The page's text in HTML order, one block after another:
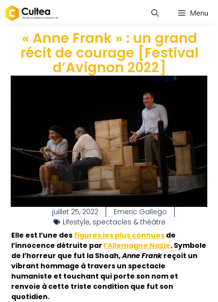
Menu
« Anne Frank » : un grand
récit de courage [Festival
d’Avignon 2022]
juillet 25, 2022
Emeric Gallego
Lifestyle, spectacles & théâtre
Elle est l’une des figures les plus connues de
l’innocence détruite par l’Allemagne Nazie. Symbole
de l’horreur que fut la Shoah,Anne Frank reçoit un
vibrant hommage à travers un spectacle
humaniste et touchant qui porte son nom et
renvoie à cette triste condition que fut son
quotidien.